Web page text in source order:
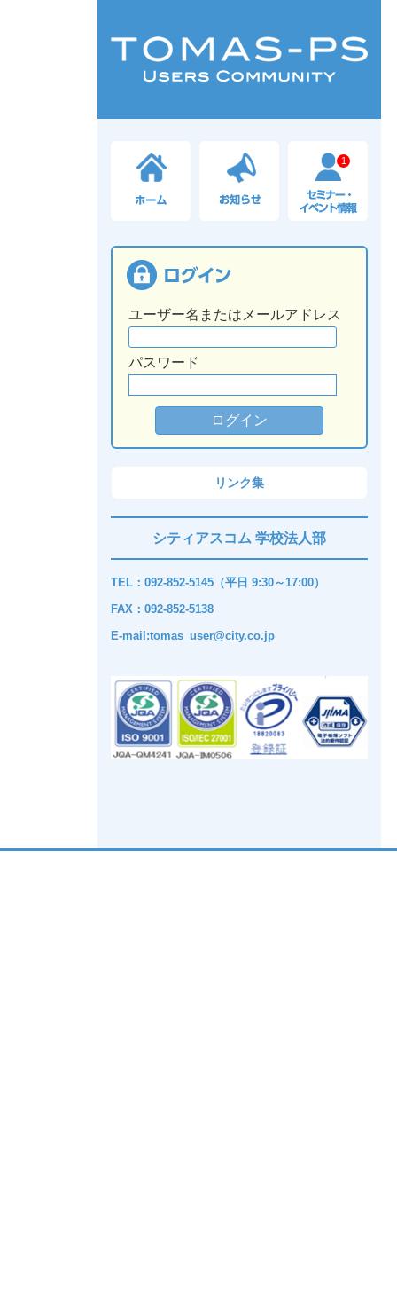
1
ユーザー名またはメールアドレス
パスワード
リンク集
シティアスコム 学校法人部
TEL：092-852-5145（平日 9:30～17:00）
FAX：092-852-5138
E-mail:tomas_user@city.co.jp